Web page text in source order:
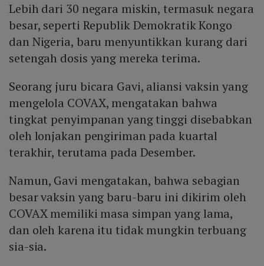
Lebih dari 30 negara miskin, termasuk negara
besar, seperti Republik Demokratik Kongo
dan Nigeria, baru menyuntikkan kurang dari
setengah dosis yang mereka terima.
Seorang juru bicara Gavi, aliansi vaksin yang
mengelola COVAX, mengatakan bahwa
tingkat penyimpanan yang tinggi disebabkan
oleh lonjakan pengiriman pada kuartal
terakhir, terutama pada Desember.
Namun, Gavi mengatakan, bahwa sebagian
besar vaksin yang baru-baru ini dikirim oleh
COVAX memiliki masa simpan yang lama,
dan oleh karena itu tidak mungkin terbuang
sia-sia.